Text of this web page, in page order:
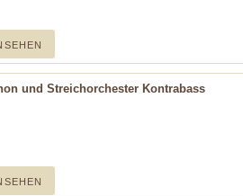
und Streichorchester Kontrabass